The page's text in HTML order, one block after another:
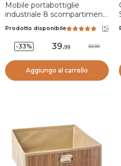
Mobile portabottiglie
industriale 8 scompartimenti
Tiago Nero
Prodotto disponibile (5)
-33% 39.99 59.99
Aggiungo al carrello